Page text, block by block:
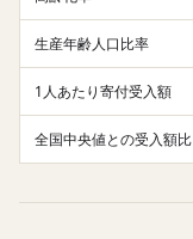
生産年齢人口比率
1人あたり寄付受入額
全国中央値との受入額比